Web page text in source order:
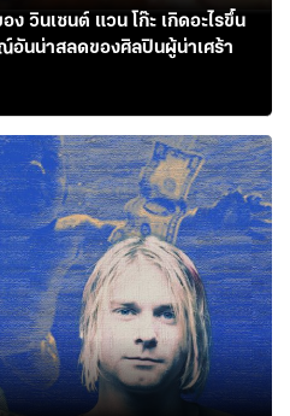
วินเซนต์ แวน โก๊ะ เกิดอะไรขึ้น
อันน่าสลดของศิลปินผู้น่าเศร้า